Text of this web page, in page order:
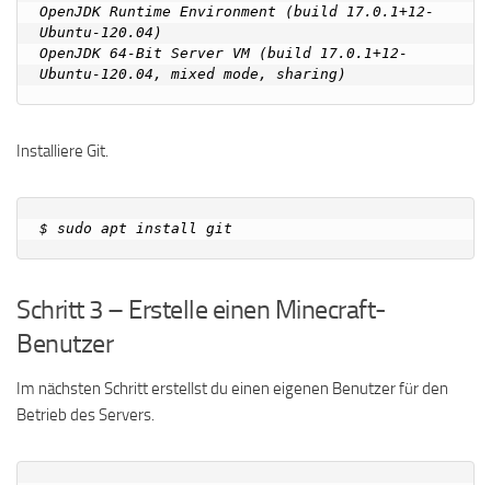
OpenJDK Runtime Environment (build 17.0.1+12-
Ubuntu-120.04)
OpenJDK 64-Bit Server VM (build 17.0.1+12-
Installiere Git.
Schritt 3 – Erstelle einen Minecraft-
Benutzer
Im nächsten Schritt erstellst du einen eigenen Benutzer für den
Betrieb des Servers.